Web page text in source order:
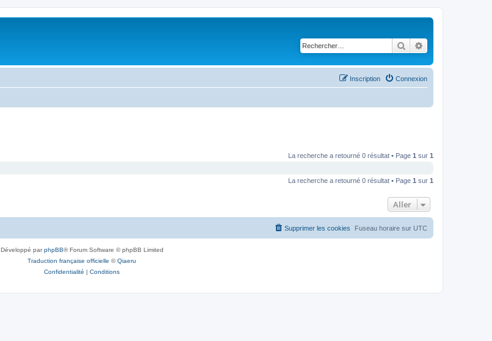
Rechercher
Connexion
Inscription
La recherche a retourné 0 résultat • Page 1 sur 1
La recherche a retourné 0 résultat • Page 1 sur 1
Aller
Fuseau horaire sur UTC
Supprimer les cookies
Développé parphpBB® Forum Software © phpBB Limited
Traduction française officielle ©Qiaeru
Confidentialité | Conditions